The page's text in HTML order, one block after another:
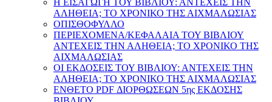
ΑΛΗΘΕΙΑ; ΤΟ ΧΡΟΝΙΚΟ ΤΗΣ ΑΙΧΜΑΛΩΣΙΑΣ
ΟΠΙΣΘΟΦΥΛΛΟ
ΠΕΡΙΕΧΟΜΕΝΑ/ΚΕΦΑΛΑΙΑ ΤΟΥ ΒΙΒΛΙΟΥ
ΑΝΤΕΧΕΙΣ ΤΗΝ ΑΛΗΘΕΙΑ; ΤΟ ΧΡΟΝΙΚΟ ΤΗΣ
ΑΙΧΜΑΛΩΣΙΑΣ
ΟΙ ΕΚΔΟΣΕΙΣ ΤΟΥ ΒΙΒΛΙΟΥ: ΑΝΤΕΧΕΙΣ ΤΗΝ
ΑΛΗΘΕΙΑ; ΤΟ ΧΡΟΝΙΚΟ ΤΗΣ ΑΙΧΜΑΛΩΣΙΑΣ
ΕΝΘΕΤΟ PDF ΔΙΟΡΘΩΣΕΩΝ 5ης ΕΚΔΟΣΗΣ